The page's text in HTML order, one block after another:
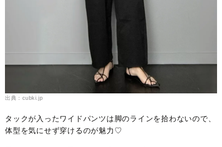
出典：cubki.jp
タックが入ったワイドパンツは脚のラインを拾わないので、
体型を気にせず穿けるのが魅力♡